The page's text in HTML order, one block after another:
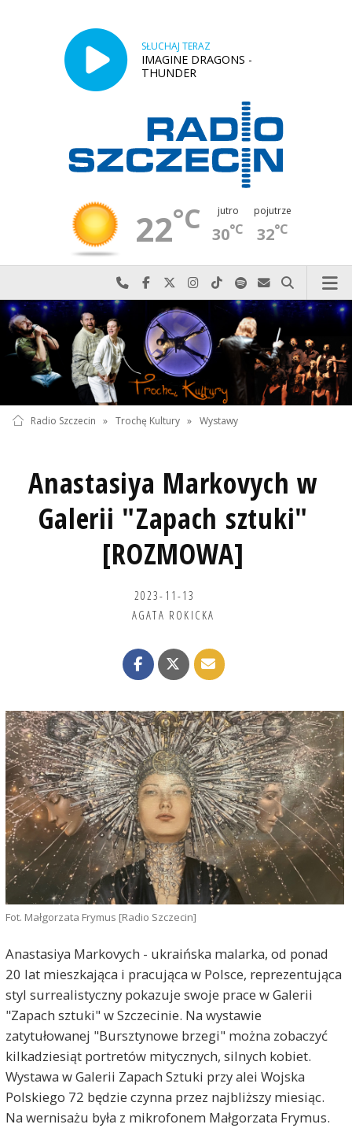
SŁUCHAJ TERAZ
IMAGINE DRAGONS -
THUNDER
22°C jutro
30°C
pojutrze
32°C
Najlepiej po prostu do nas zadzwoń
Odwiedź nas na Facebook-u
Odwiedź nas na X
Odwiedź nas na Instagram-ie
Odwiedź nas na TikTok-u
Szukaj nas na Spotify
Wyślij do nas
Szukaj
Radio Szczecin » Trochę Kultury » Wystawy
Anastasiya Markovych w
Galerii "Zapach sztuki"
[ROZMOWA]
2023-11-13
AGATA ROKICKA
Fot. Małgorzata Frymus [Radio Szczecin]
Anastasiya Markovych - ukraińska malarka, od ponad
20 lat mieszkająca i pracująca w Polsce, reprezentująca
styl surrealistyczny pokazuje swoje prace w Galerii
"Zapach sztuki" w Szczecinie. Na wystawie
zatytułowanej "Bursztynowe brzegi" można zobaczyć
kilkadziesiąt portretów mitycznych, silnych kobiet.
Wystawa w Galerii Zapach Sztuki przy alei Wojska
Polskiego 72 będzie czynna przez najbliższy miesiąc.
Na wernisażu była z mikrofonem Małgorzata Frymus.